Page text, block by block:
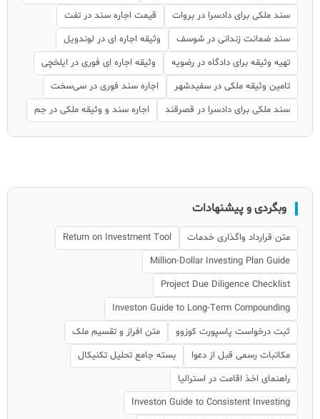
سند ملکی برای دادسرا در بروات
قیمت اجاره سند در تفت
سند ضمانت زندانی در شوسف
وثیقه اجاره ای در لوندویل
تهیه وثیقه برای دادگاه در رضویه
وثیقه اجاره ای فوری در ایلخچی
تامین وثیقه ملکی در سفیدشهر
اجاره سند فوری در سی‌سخت
سند ملکی برای دادسرا در قصرقند
اجاره سند و وثیقه ملکی در جم
وبگردی و پیشنهادات
متن قرارداد واگذاری خدمات
Return on Investment Tool
Million-Dollar Investing Plan Guide
Project Due Diligence Checklist
Investon Guide to Long-Term Compounding
ثبت درخواست پاسپورت کوزوو
متن افراز و تقسیم ملک
مکاتبات رسمی قبل از دعوا
بسته جامع تحلیل تکنیکال
راهنمای اخذ اقامت در استرالیا
Investon Guide to Consistent Investing